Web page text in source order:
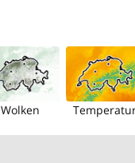
Wolken